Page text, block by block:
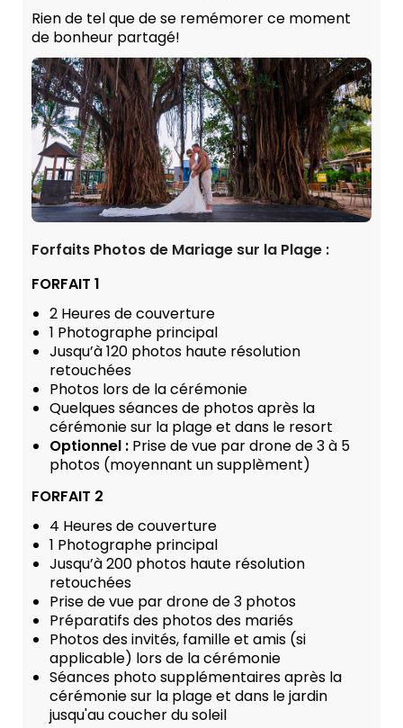
Rien de tel que de se remémorer ce moment
de bonheur partagé!
Forfaits Photos de Mariage sur la Plage :
FORFAIT 1
2 Heures de couverture
1 Photographe principal
Jusqu’à 120 photos haute résolution
retouchées
Photos lors de la cérémonie
Quelques séances de photos après la
cérémonie sur la plage et dans le resort
Optionnel : Prise de vue par drone de 3 à 5
photos (moyennant un supplèment)
FORFAIT 2
4 Heures de couverture
1 Photographe principal
Jusqu’à 200 photos haute résolution
retouchées
Prise de vue par drone de 3 photos
Préparatifs des photos des mariés
Photos des invités, famille et amis (si
applicable) lors de la cérémonie
Séances photo supplémentaires après la
cérémonie sur la plage et dans le jardin
jusqu'au coucher du soleil